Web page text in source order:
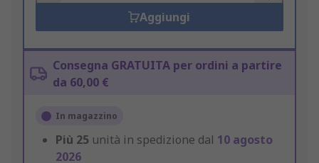
Aggiungi
Consegna GRATUITA per ordini a partire
da 60,00 €
In magazzino
Più 25 unità in spedizione dal 10 agosto
2026